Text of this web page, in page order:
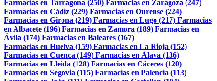
Farmacias en Tarragona (250) Farmacias en Zaragoza (247)
Farmacias en Cádiz (229) Farmacias en Ourense (224)
Farmacias en Girona (219) Farmacias en Lugo (217) Farmacias
en Albacete (196) Farmacias en Zamora (189) Farmacias en
Ávila (174) Farmacias en Baleares (167)
Farmacias en Huelva (159) Farmacias en La Rioja (152)
Farmacias en Cuenca (149) Farmacias en Álava (136)
Farmacias en Lleida (128) Farmacias en Cáceres (120)
Farmacias en Segovia (115) Farmacias en Palencia (113)